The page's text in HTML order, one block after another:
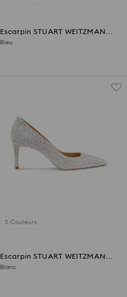
Escarpin STUART WEITZMAN
Stuart Power Shine
Bleu
5 Couleurs
Escarpin STUART WEITZMAN
Stuart Power Shine
Blanc